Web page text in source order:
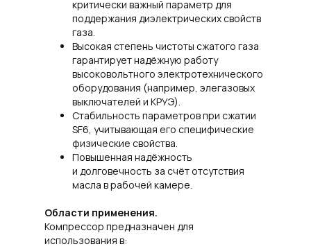
критически важный параметр для
поддержания диэлектрических свойств
газа.
Высокая степень чистоты сжатого газа
гарантирует надёжную работу
высоковольтного электротехнического
оборудования (например, элегазовых
выключателей и КРУЭ).
Стабильность параметров при сжатии
SF6, учитывающая его специфические
физические свойства.
Повышенная надёжность
и долговечность за счёт отсутствия
масла в рабочей камере.
Области применения.
Компрессор предназначен для
использования в: